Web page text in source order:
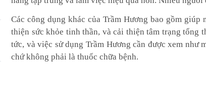
Các công dụng khác của Trầm Hương bao gồm
thiện sức khỏe tinh thần, và cải thiện tâm trạng tổng
tức, và việc sử dụng Trầm Hương cần được xem
chứ không phải là thuốc chữa bệnh.